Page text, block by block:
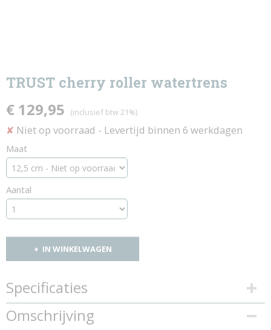
TRUST cherry roller watertrens
€ 129,95 (inclusief btw 21%)
✘ Niet op voorraad - Levertijd binnen 6 werkdagen
Maat
Aantal
IN WINKELWAGEN
Specificaties
Productcode
1372-11779
Omschrijving